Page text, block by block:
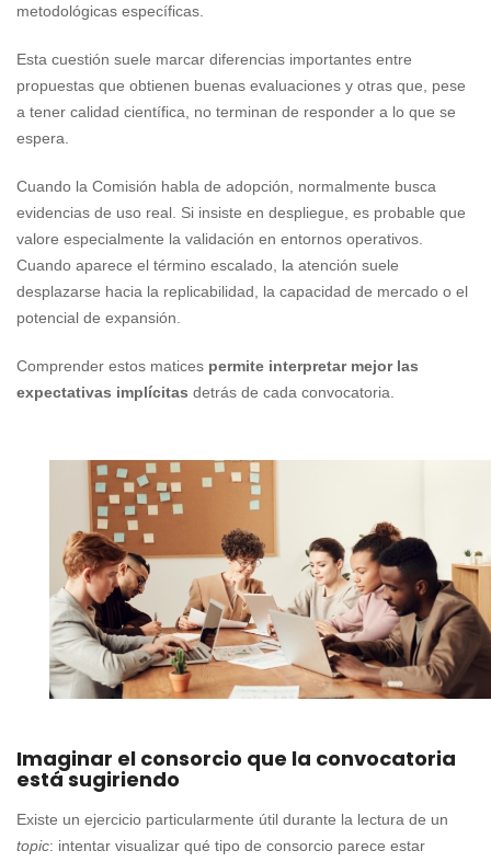
metodológicas específicas.
Esta cuestión suele marcar diferencias importantes entre
propuestas que obtienen buenas evaluaciones y otras que, pese
a tener calidad científica, no terminan de responder a lo que se
espera.
Cuando la Comisión habla de adopción, normalmente busca
evidencias de uso real. Si insiste en despliegue, es probable que
valore especialmente la validación en entornos operativos.
Cuando aparece el término escalado, la atención suele
desplazarse hacia la replicabilidad, la capacidad de mercado o el
potencial de expansión.
Comprender estos matices permite interpretar mejor las
expectativas implícitas detrás de cada convocatoria.
Imaginar el consorcio que la convocatoria
está sugiriendo
Existe un ejercicio particularmente útil durante la lectura de un
topic: intentar visualizar qué tipo de consorcio parece estar